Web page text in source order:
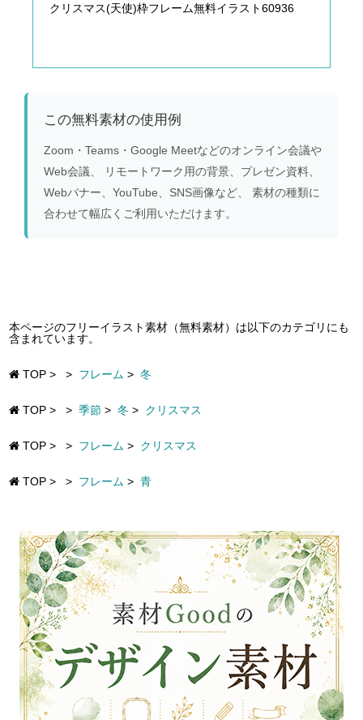
クリスマス(天使)枠フレーム無料イラスト60936
この無料素材の使用例
Zoom・Teams・Google Meetなどのオンライン会議や
Web会議、 リモートワーク用の背景、プレゼン資料、
Webバナー、YouTube、SNS画像など、 素材の種類に
合わせて幅広くご利用いただけます。
本ページのフリーイラスト素材（無料素材）は以下のカテゴリにも
含まれています。
TOP > > フレーム > 冬
TOP > > 季節 > 冬 > クリスマス
TOP > > フレーム > クリスマス
TOP > > フレーム > 青